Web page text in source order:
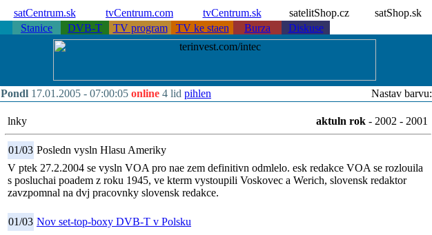
satCentrum.sk tvCentrum.com tvCentrum.sk satelitShop.cz
satShop.sk
Stanice DVB-T TV program TV ke staen Burza Diskuse
Pondl 17.01.2005 - 07:00:05 online 4 lid pihlen Nastav barvu:
lnky aktuln rok - 2002 - 2001
01/03 Posledn vysln Hlasu Ameriky
V ptek 27.2.2004 se vysln VOA pro nae zem definitivn odmlelo. esk redakce VOA se rozlouila
s posluchai poadem z roku 1945, ve kterm vystoupili Voskovec a Werich, slovensk redaktor
zavzpomnal na dvj pracovnky slovensk redakce.
01/03 Nov set-top-boxy DVB-T v Polsku